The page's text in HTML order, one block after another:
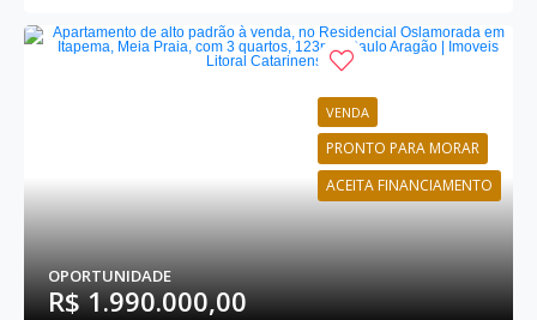
VENDA
PRONTO PARA MORAR
ACEITA FINANCIAMENTO
OPORTUNIDADE
R$ 1.990.000,00